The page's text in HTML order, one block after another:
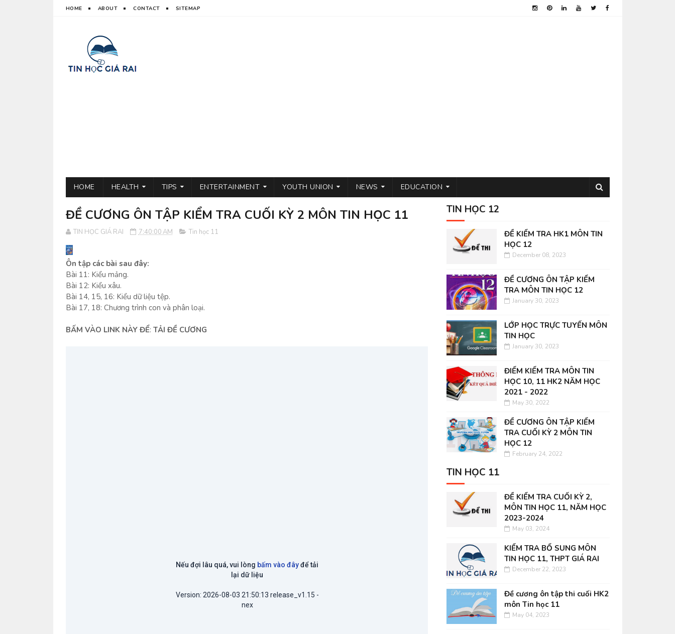
HOME ABOUT CONTACT SITEMAP
HOME HEALTH TIPS ENTERTAINMENT YOUTH UNION NEWS EDUCATION
ĐỀ CƯƠNG ÔN TẬP KIỂM TRA CUỐI KỲ 2 MÔN TIN HỌC 11
TIN HỌC GIÁ RAI 7:40:00 AM Tin học 11
Ôn tập các bài sau đây:
Bài 11: Kiểu mảng.
Bài 12: Kiểu xâu.
Bài 14, 15, 16: Kiểu dữ liệu tệp.
Bài 17, 18: Chương trình con và phân loại.
BẤM VÀO LINK NÀY ĐỂ: TẢI ĐỀ CƯƠNG
TIN HỌC 12
ĐỀ KIỂM TRA HK1 MÔN TIN
HỌC 12
December 08, 2023
ĐỀ CƯƠNG ÔN TẬP KIỂM
TRA MÔN TIN HỌC 12
January 30, 2023
LỚP HỌC TRỰC TUYẾN MÔN
TIN HỌC
January 30, 2023
ĐIỂM KIỂM TRA MÔN TIN
HỌC 10, 11 HK2 NĂM HỌC
2021 - 2022
May 30, 2022
ĐỀ CƯƠNG ÔN TẬP KIỂM
TRA CUỐI KỲ 2 MÔN TIN
HỌC 12
February 24, 2022
TIN HỌC 11
ĐỀ KIỂM TRA CUỐI KỲ 2,
MÔN TIN HỌC 11, NĂM HỌC
2023-2024
May 03, 2024
KIỂM TRA BỔ SUNG MÔN
TIN HỌC 11, THPT GIÁ RAI
December 22, 2023
Đề cương ôn tập thi cuối HK2
môn Tin học 11
May 04, 2023